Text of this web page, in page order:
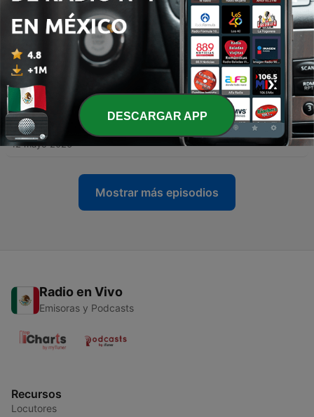
20 - Kids ohne Skrupel (Teil 2)
26 mayo 2026
19 mayo 2026
18 - Eine Frau, das Netz und der Terror (Teil 2)
12 mayo 2026
Mostrar más episodios
Radio en Vivo
Emisoras y Podcasts
Recursos
Locutores
DESCARGAR APP